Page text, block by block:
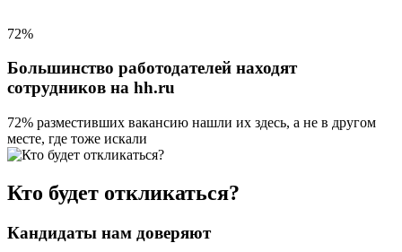
72%
Большинство работодателей находят
сотрудников на hh.ru
72% разместивших вакансию нашли их здесь, а не в другом
месте, где тоже искали
Кто будет откликаться?
Кандидаты нам доверяют